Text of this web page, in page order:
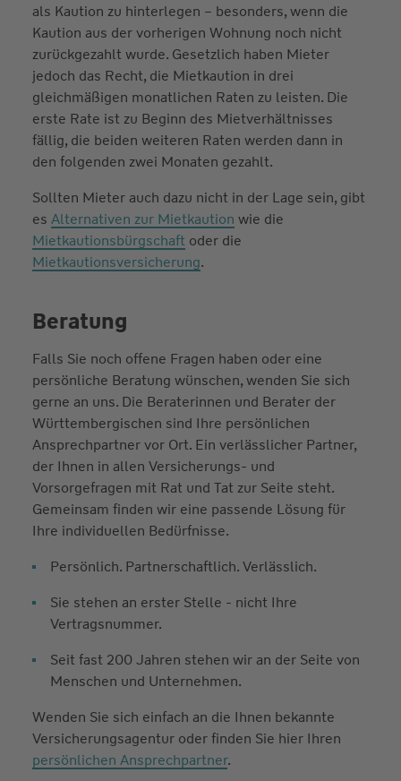
als Kaution zu hinterlegen – besonders, wenn die
Kaution aus der vorherigen Wohnung noch nicht
zurückgezahlt wurde. Gesetzlich haben Mieter
jedoch das Recht, die Mietkaution in drei
gleichmäßigen monatlichen Raten zu leisten. Die
erste Rate ist zu Beginn des Mietverhältnisses
fällig, die beiden weiteren Raten werden dann in
den folgenden zwei Monaten gezahlt.
Sollten Mieter auch dazu nicht in der Lage sein, gibt
es Alternativen zur Mietkaution wie die
Mietkautionsbürgschaft oder die
Mietkautionsversicherung.
Beratung
Falls Sie noch offene Fragen haben oder eine
persönliche Beratung wünschen, wenden Sie sich
gerne an uns. Die Beraterinnen und Berater der
Württembergischen sind Ihre persönlichen
Ansprechpartner vor Ort. Ein verlässlicher Partner,
der Ihnen in allen Versicherungs- und
Vorsorgefragen mit Rat und Tat zur Seite steht.
Gemeinsam finden wir eine passende Lösung für
Ihre individuellen Bedürfnisse.
Persönlich. Partnerschaftlich. Verlässlich.
Sie stehen an erster Stelle - nicht Ihre
Vertragsnummer.
Seit fast 200 Jahren stehen wir an der Seite von
Menschen und Unternehmen.
Wenden Sie sich einfach an die Ihnen bekannte
Versicherungsagentur oder finden Sie hier Ihren
persönlichen Ansprechpartner.